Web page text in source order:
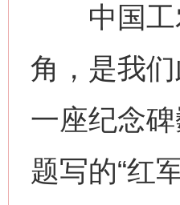
中国工农
角，是我
一座纪念
题写的“红